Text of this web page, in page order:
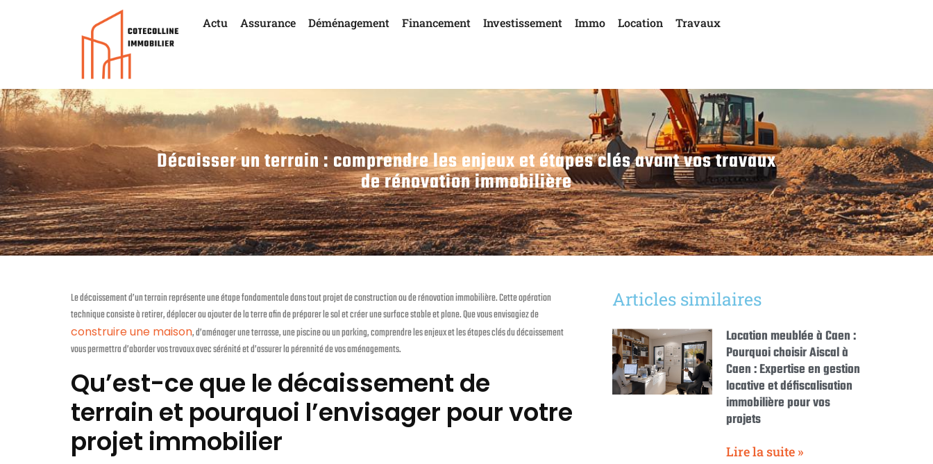
Actu Assurance Déménagement Financement Investissement Immo Location Travaux
Décaisser un terrain : comprendre les enjeux et étapes clés avant vos travaux
de rénovation immobilière
Le décaissement d’un terrain représente une étape fondamentale dans tout projet de construction ou de rénovation immobilière. Cette opération
technique consiste à retirer, déplacer ou ajouter de la terre afin de préparer le sol et créer une surface stable et plane. Que vous envisagiez de
construire une maison, d’aménager une terrasse, une piscine ou un parking, comprendre les enjeux et les étapes clés du décaissement
vous permettra d’aborder vos travaux avec sérénité et d’assurer la pérennité de vos aménagements.
Qu’est-ce que le décaissement de
terrain et pourquoi l’envisager pour votre
projet immobilier
Articles similaires
Location meublée à Caen :
Pourquoi choisir Aiscal à
Caen : Expertise en gestion
locative et défiscalisation
immobilière pour vos
projets
Lire la suite »